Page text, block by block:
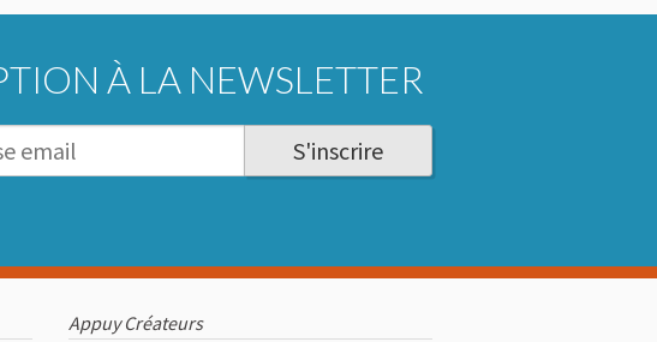
À LA NEWSLETTER
S'inscrire
Appuy Créateurs